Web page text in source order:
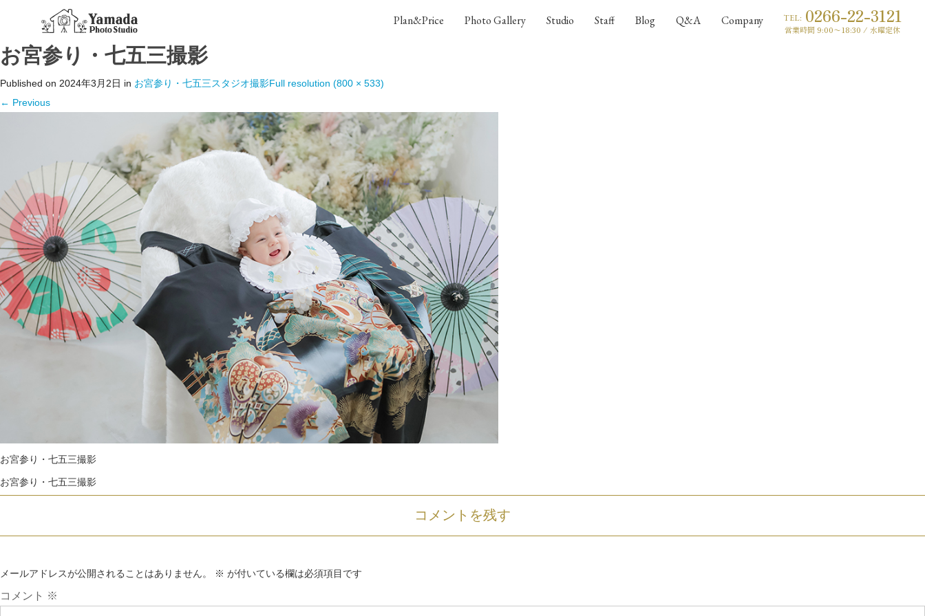
Plan&Price Photo Gallery Studio Staff Blog Q&A Company TEL: 0266-22-3121
営業時間 9:00〜18:30 / 水曜定休
お宮参り・七五三撮影
Published on 2024年3月2日 in お宮参り・七五三スタジオ撮影Full resolution (800 × 533)
← Previous
お宮参り・七五三撮影
お宮参り・七五三撮影
コメントを残す
メールアドレスが公開されることはありません。 ※ が付いている欄は必須項目です
コメント ※